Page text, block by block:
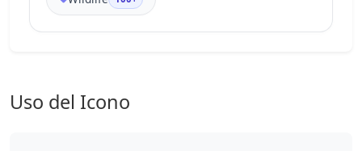
Uso del Icono